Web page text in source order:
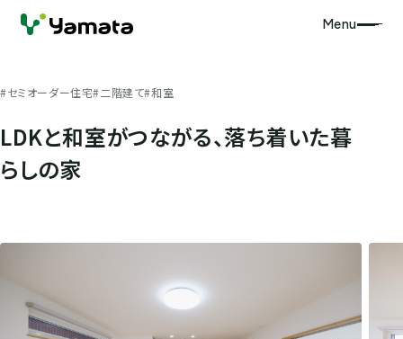
Menu
#セミオーダー住宅#二階建て#和室
LDKと和室がつながる、落ち着いた暮
らしの家